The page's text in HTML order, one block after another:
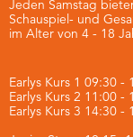
Jeden Samstag
Schauspiel- und
im Alter von 4 - 18
Earlys Kurs 1 09:30 -
Earlys Kurs 2 11:00 -
Earlys Kurs 3 14:30 -